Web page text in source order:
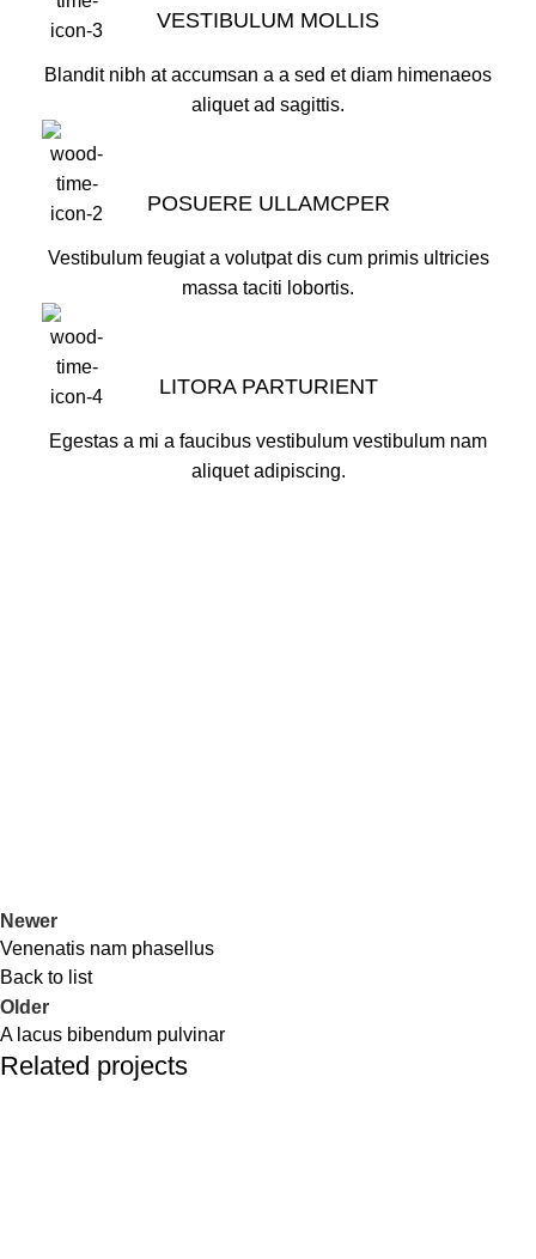
VESTIBULUM MOLLIS
Blandit nibh at accumsan a a sed et diam himenaeos
aliquet ad sagittis.
POSUERE ULLAMCPER
Vestibulum feugiat a volutpat dis cum primis ultricies
massa taciti lobortis.
LITORA PARTURIENT
Egestas a mi a faucibus vestibulum vestibulum nam
aliquet adipiscing.
Newer
Venenatis nam phasellus
Back to list
Older
A lacus bibendum pulvinar
Related projects